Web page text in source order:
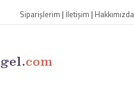
Siparişlerim | İletişim | Hakkımızda